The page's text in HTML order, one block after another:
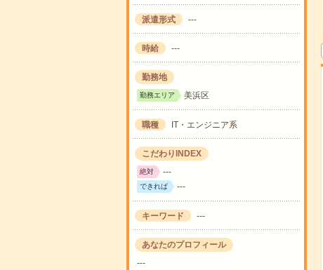
派遣形式 ---
時給 ---
勤務地
勤務エリア 美浜区
職種 IT・エンジニア系
こだわりINDEX
絶対 ---
できれば ---
キーワード ---
あなたのプロフィール
---